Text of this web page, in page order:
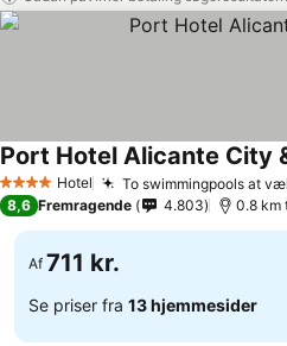
4 StjernerHotel To swimmingpools at
Port Hotel Alicante City
8,6 Fremragende 4.803 0.8 km
Af 711 kr.
Se priser fra 13 hjemmesider